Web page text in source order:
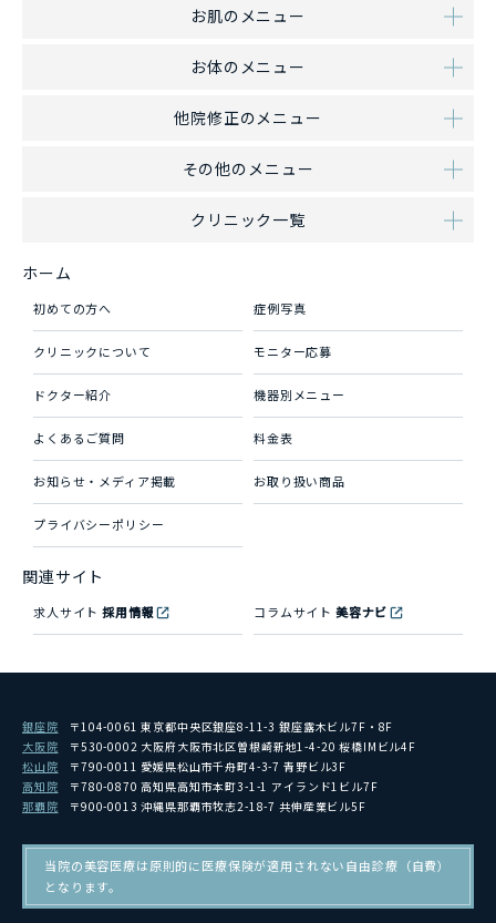
お肌のメニュー
お体のメニュー
他院修正のメニュー
その他のメニュー
クリニック一覧
ホーム
初めての方へ 症例写真
クリニックについて モニター応募
ドクター紹介 機器別メニュー
よくあるご質問 料金表
お知らせ・メディア掲載 お取り扱い商品
プライバシーポリシー
関連サイト
求人サイト採用情報 コラムサイト 美容ナビ
銀座院
〒104-0061 東京都中央区銀座8-11-3 銀座露木ビル7F・8F
大阪院
〒530-0002 大阪府大阪市北区曽根崎新地1-4-20 桜橋IMビル4F
松山院
〒790-0011 愛媛県松山市千舟町4-3-7 青野ビル3F
高知院
〒780-0870 高知県高知市本町3-1-1 アイランド1ビル7F
那覇院
〒900-0013 沖縄県那覇市牧志2-18-7 共伸産業ビル5F
当院の美容医療は原則的に医療保険が適用されない自由診療（自費）
となります。